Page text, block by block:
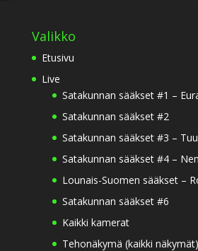
Valikko
Etusivu
Live
Satakunnan sääkset #1 –
Satakunnan sääkset #2
Satakunnan sääkset #3 –
Satakunnan sääkset #4 –
Lounais-Suomen sääkset –
Satakunnan sääkset #6
Kaikki kamerat
Tehonäkymä (kaikki näkymät)